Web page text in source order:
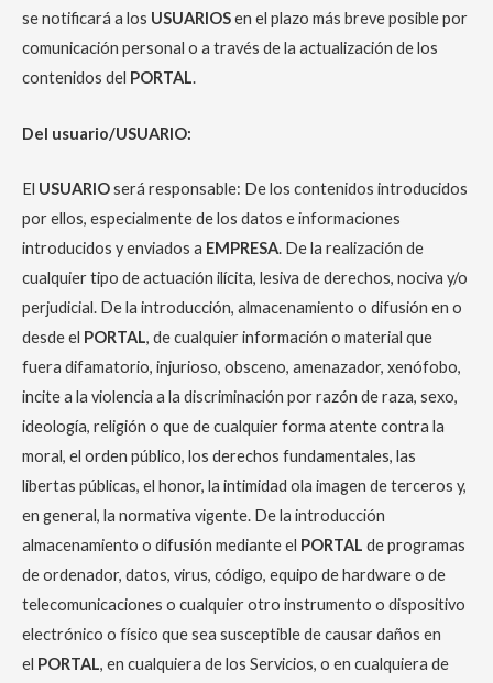
se notificará a los USUARIOSen el plazo más breve posible por
comunicación personal o a través de la actualización de los
contenidos del PORTAL.
Del usuario/USUARIO:
El USUARIOserá responsable: De los contenidos introducidos
por ellos, especialmente de los datos e informaciones
introducidos y enviados a EMPRESA. De la realización de
cualquier tipo de actuación ilícita, lesiva de derechos, nociva y/o
perjudicial. De la introducción, almacenamiento o difusión en o
desde el PORTAL, de cualquier información o material que
fuera difamatorio, injurioso, obsceno, amenazador, xenófobo,
incite a la violencia a la discriminación por razón de raza, sexo,
ideología, religión o que de cualquier forma atente contra la
moral, el orden público, los derechos fundamentales, las
libertas públicas, el honor, la intimidad ola imagen de terceros y,
en general, la normativa vigente. De la introducción
almacenamiento o difusión mediante el PORTAL de programas
de ordenador, datos, virus, código, equipo de hardware o de
telecomunicaciones o cualquier otro instrumento o dispositivo
electrónico o físico que sea susceptible de causar daños en
el PORTAL, en cualquiera de los Servicios, o en cualquiera de